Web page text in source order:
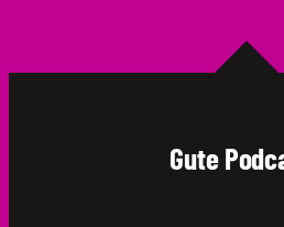
Gute